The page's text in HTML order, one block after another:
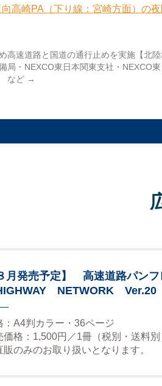
高崎PA（下り線：宮崎方面）の
高速道路と国道の通行止めを実施【北
局・NEXCO東日本関東支社・NEXCO
など →
月発売予定】 高速道路パンフ
NETWORK Ver.20
：A4判カラー・36ページ
価格：1,500円／1冊（税別・送料別
のみのお取り扱いとなります。